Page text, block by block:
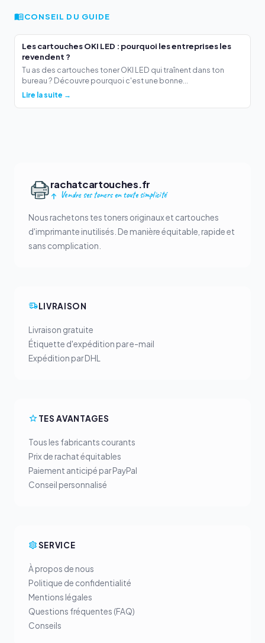
CONSEIL DU GUIDE
Les cartouches OKI LED : pourquoi les entreprises les
revendent ?
Tu as des cartouches toner OKI LED qui traînent dans ton
bureau ? Découvre pourquoi c'est une bonne...
Lire la suite →
rachatcartouches.fr
Vendre ses toners en toute simplicité
Nous rachetons tes toners originaux et cartouches
d'imprimante inutilisés. De manière équitable, rapide et
sans complication.
LIVRAISON
Livraison gratuite
Étiquette d'expédition par e-mail
Expédition par DHL
TES AVANTAGES
Tous les fabricants courants
Prix de rachat équitables
Paiement anticipé par PayPal
Conseil personnalisé
SERVICE
À propos de nous
Politique de confidentialité
Mentions légales
Questions fréquentes (FAQ)
Conseils